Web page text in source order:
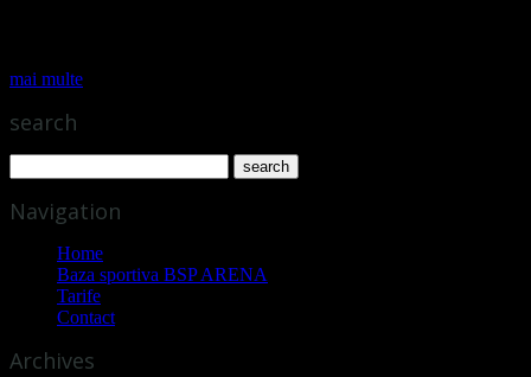
mai multe
search
Navigation
Home
Baza sportiva BSP ARENA
Tarife
Contact
Archives